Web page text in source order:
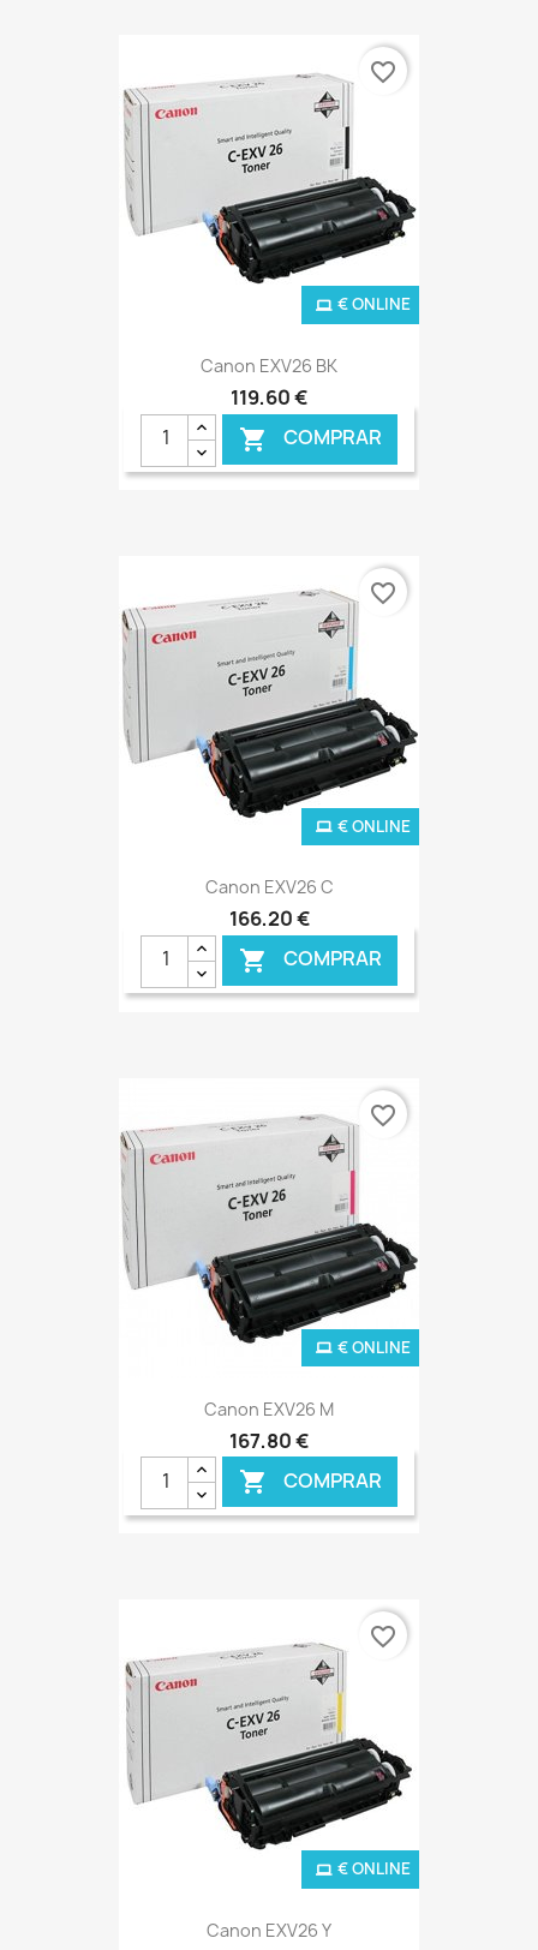
Canon EXV26 BK
119,60 €
 COMPRAR
€ ONLINE
favorite_border
Canon EXV26 C
166,20 €
 COMPRAR
€ ONLINE
favorite_border
Canon EXV26 M
167,80 €
 COMPRAR
€ ONLINE
favorite_border
Canon EXV26 Y
€ ONLINE
favorite_border